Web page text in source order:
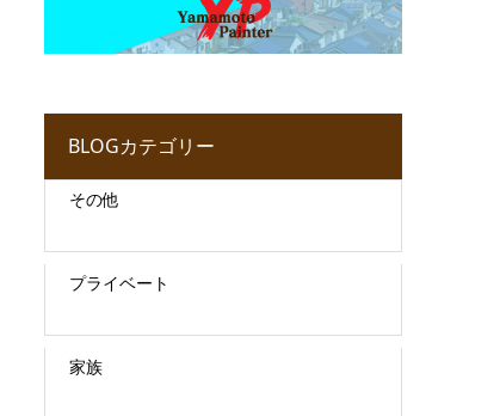
BLOGカテゴリー
その他
プライベート
家族